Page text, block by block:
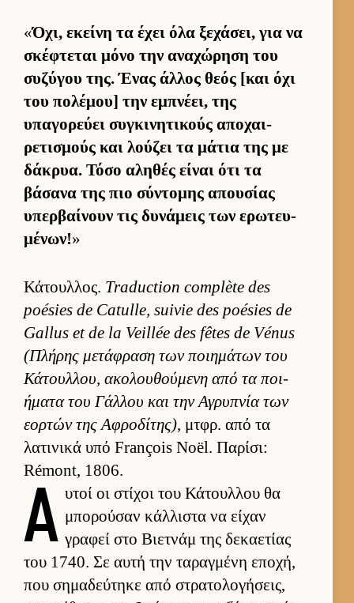
«Όχι, εκείνη τα έχει όλα ξεχάσει, για να
σκέφτεται μόνο την αναχώρηση του
συζύγου της. Ένας άλ­λος θεός [και όχι
του πολέμου] την εμπνέει, της
υπαγορεύει συγκινητικούς αποχαι­
ρετισμούς και λού­ζει τα μάτια της με
δάκρυα. Τόσο αληθές εί­ναι ότι τα
βάσανα της πιο σύντομης απου­σίας
υπερ­βαί­νουν τις δυνάμεις των ερωτευ­
μένων!»
Κάτουλ­λος. Traduction complète des
poésies de Catulle, suivie des poésies de
Gallus et de la Veillée des fêtes de Vénus
(Πλήρης μετάφραση των ποι­ημάτων του
Κάτουλ­λου, ακολου­θού­μενη από τα ποι­
ήματα του Γάλ­λου και την Αγρυπνία των
εορ­τών της Αφροδίτης), μτ­φρ. από τα
λατινικά υπό François Noël. Παρίσι:
Rémont, 1806.
Α υ­τοί οι στίχοι του Κάτουλ­λου θα
μπορού­σαν κάλ­λιστα να εί­χαν
γραφεί στο Βιετ­νάμ της δεκαετίας
του 1740. Σε αυτή την ταραγ­μένη εποχή,
που σημαδεύ­τηκε από στρατολογήσεις,